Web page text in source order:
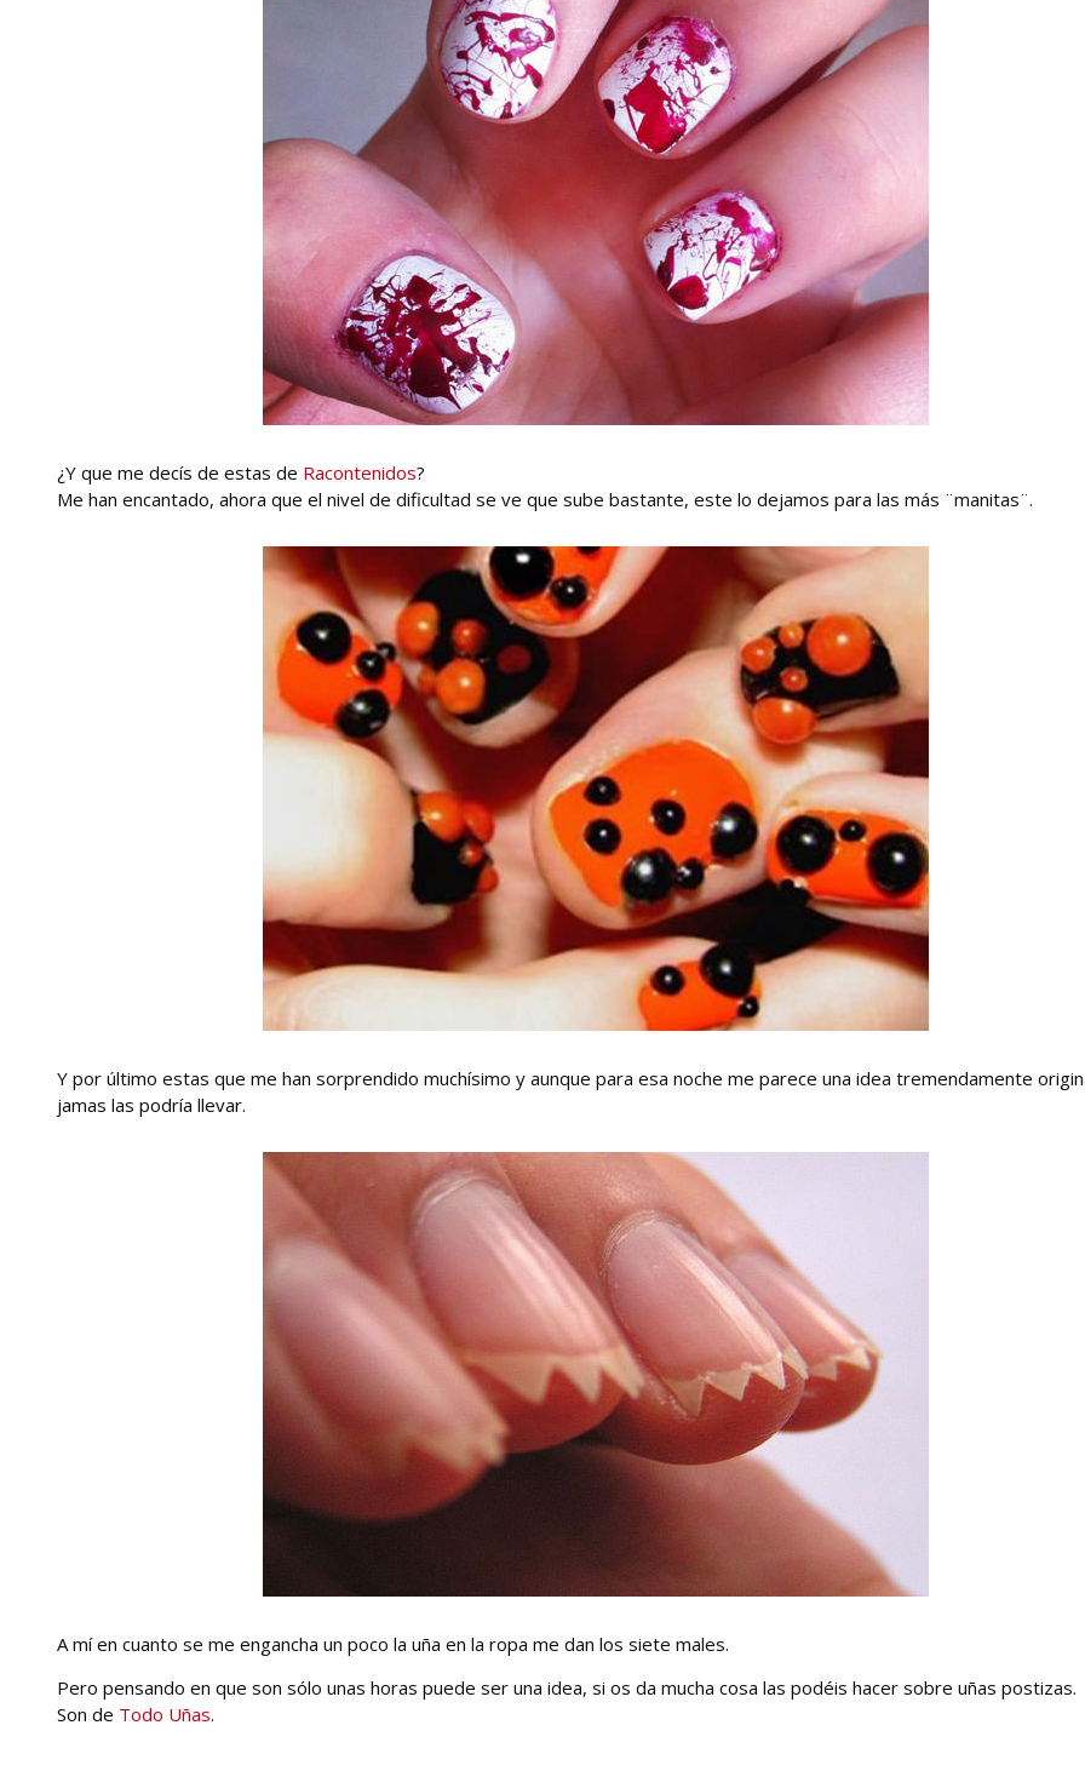
¿Y que me decís de estas de Racontenidos?
Me han encantado, ahora que el nivel de dificultad se ve que sube bastante, este lo dejamos para las más ¨manitas¨.
Y por último estas que me han sorprendido muchísimo y aunque para esa noche me parece una idea tremendamente
jamas las podría llevar.
A mí en cuanto se me engancha un poco la uña en la ropa me dan los siete males.
Pero pensando en que son sólo unas horas puede ser una idea, si os da mucha cosa las podéis hacer sobre uñas postizas.
Son de Todo Uñas.